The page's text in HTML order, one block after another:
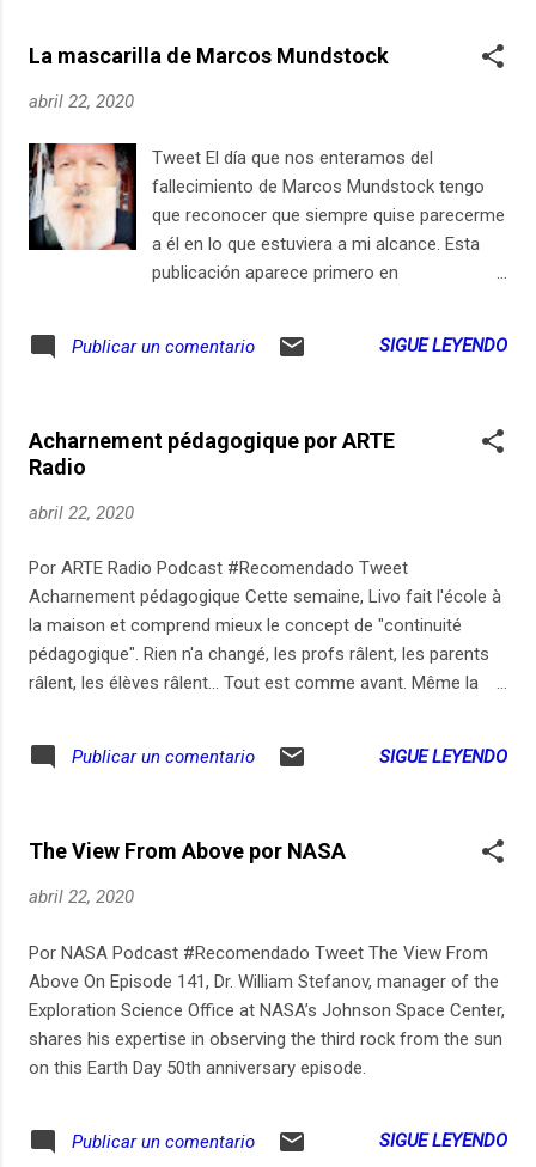
conséquence pour acheter ou vendre. Des milliards sont en
Récit rare d’une économie et d'une info accélérées
devenues folles. Enregistrements : janvier 20 - Musique
originale et réalisation : Samuel Hirsch - Texte & voix :
Tassilo Hummel
La mascarilla de Marcos Mundstock
abril 22, 2020
Tweet El día que nos enteramos del
fallecimiento de Marcos Mundstock tengo
que reconocer que siempre quise parecerme
a él en lo que estuviera a mi alcance. Esta
publicación aparece primero en
LocutorCo https://youtu.be/vwMeZszgJFs
Publicar un comentario SIGUE LEYENDO
Acharnement pédagogique por ARTE
Radio
abril 22, 2020
Por ARTE Radio Podcast #Recomendado Tweet
Acharnement pédagogique Cette semaine, Livo fait l'école à
la maison et comprend mieux le concept de "continuité
pédagogique". Rien n'a changé, les profs râlent, les parents
râlent, les élèves râlent... Tout est comme avant. Même la
découpe l'actu avec un micro. Abonnez-vous à ce podcast
sur notre site, Apple Podcasts, SoundCloud ou Deezer.
ARTE Radio
Publicar un comentario SIGUE LEYENDO
The View From Above por NASA
abril 22, 2020
Por NASA Podcast #Recomendado Tweet The View From
Above On Episode 141, Dr. William Stefanov, manager of the
Exploration Science Office at NASA’s Johnson Space Center,
shares his expertise in observing the third rock from the sun
on this Earth Day 50th anniversary episode.
Publicar un comentario SIGUE LEYENDO